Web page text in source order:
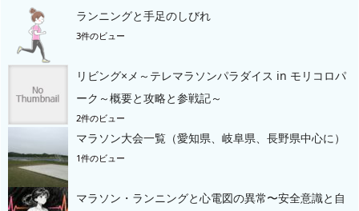
ランニングと手足のしびれ
3件のビュー
リビング×メ～テレマラソンパラダイス in モリコロパ
ーク～概要と攻略と参戦記～
2件のビュー
マラソン大会一覧（愛知県、岐阜県、長野県中心に）
1件のビュー
マラソン・ランニングと心電図の異常〜安全意識と自